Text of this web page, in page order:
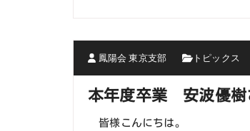
鳳陽会 東京支部 トピックス
本年度卒業 安波優樹
皆様こんにちは。